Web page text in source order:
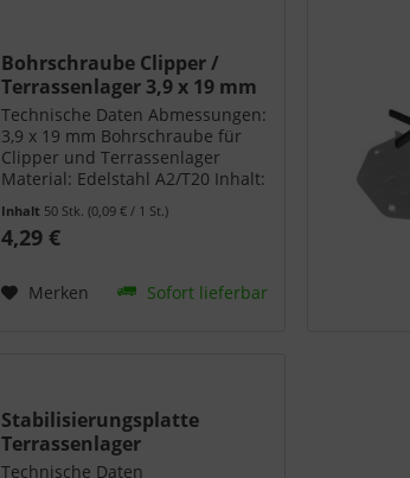
Bohrschraube Clipper /
Terrassenlager 3,9 x 19 mm
Technische Daten Abmessungen:
3,9 x 19 mm Bohrschraube für
Clipper und Terrassenlager
Material: Edelstahl A2/T20 Inhalt:
Inhalt 50 Stk. (0,09 € / 1 St.)
4,29 €
Merken Sofort lieferbar
Stabilisierungsplatte
Terrassenlager
Technische Daten